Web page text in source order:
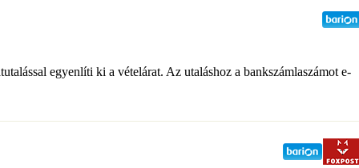
egyenlíti ki a vételárat. Az utaláshoz a bankszámlaszámot e-